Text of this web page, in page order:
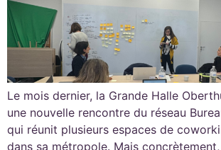
Le mois dernier, la Grande Halle
une nouvelle rencontre du réseau
qui réunit plusieurs espaces de
dans sa métropole. Mais